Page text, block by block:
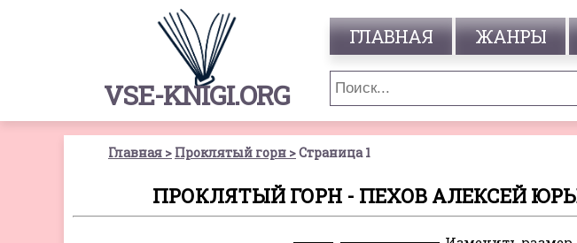
VSE-KNIGI.ORG
ГЛАВНАЯ ЖАНРЫ
Главная Проклятый горн Страница 1
ПРОКЛЯТЫЙ ГОРН - ПЕХОВ АЛЕКСЕЙ